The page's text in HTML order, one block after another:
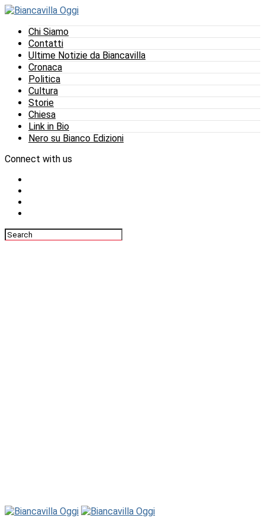
Chi Siamo
Contatti
Ultime Notizie da Biancavilla
Cronaca
Politica
Cultura
Storie
Chiesa
Link in Bio
Nero su Bianco Edizioni
Connect with us